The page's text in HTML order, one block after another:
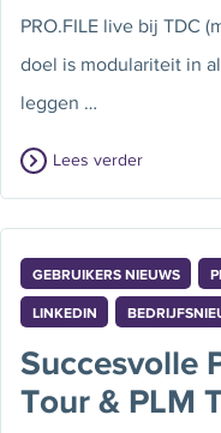
PRO.FILE live bij TDC
doel is modulariteit in
leggen …
Lees verder
GEBRUIKERS NIEUWS
LINKEDIN
Succesvolle
Tour & PLM